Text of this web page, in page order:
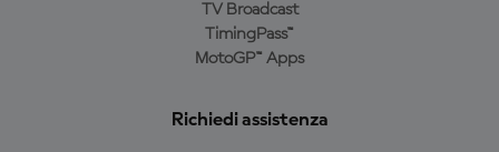
TV Broadcast
TimingPass™
MotoGP™ Apps
Richiedi assistenza